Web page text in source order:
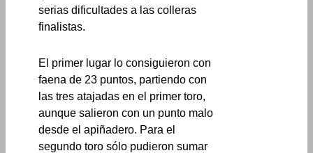
serias dificultades a las colleras
finalistas.
El primer lugar lo consiguieron con
faena de 23 puntos, partiendo con
las tres atajadas en el primer toro,
aunque salieron con un punto malo
desde el apiñadero. Para el
segundo toro sólo pudieron sumar